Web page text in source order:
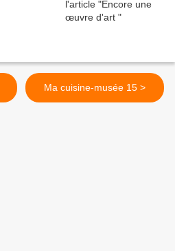
Ma cuisine-musée 15 >